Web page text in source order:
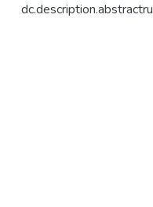
dc.description.abstractru